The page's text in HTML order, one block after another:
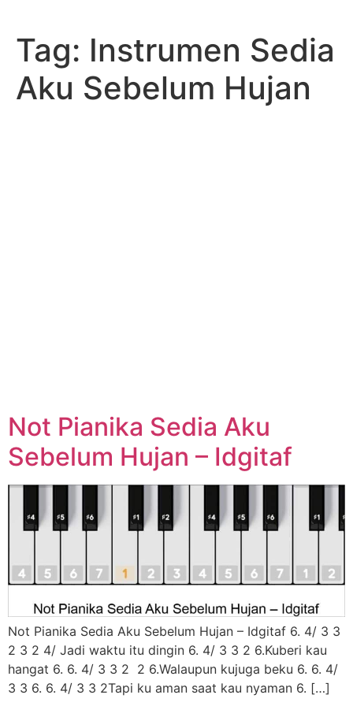
content
Tag: Instrumen Sedia
Aku Sebelum Hujan
Not Pianika Sedia Aku
Sebelum Hujan – Idgitaf
Not Pianika Sedia Aku Sebelum Hujan – Idgitaf 6. 4/ 3 3
2 3 2 4/ Jadi waktu itu dingin 6. 4/ 3 3 2 6.Kuberi kau
hangat 6. 6. 4/ 3 3 2 2 6.Walaupun kujuga beku 6. 6. 4/
3 3 6. 6. 4/ 3 3 2Tapi ku aman saat kau nyaman 6. […]